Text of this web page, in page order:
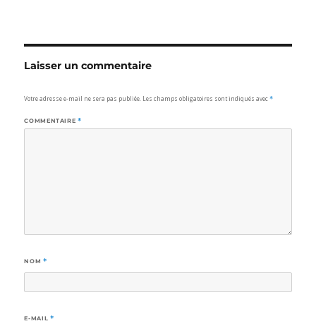
Laisser un commentaire
Votre adresse e-mail ne sera pas publiée. Les champs obligatoires sont indiqués avec*
COMMENTAIRE *
NOM *
E-MAIL *